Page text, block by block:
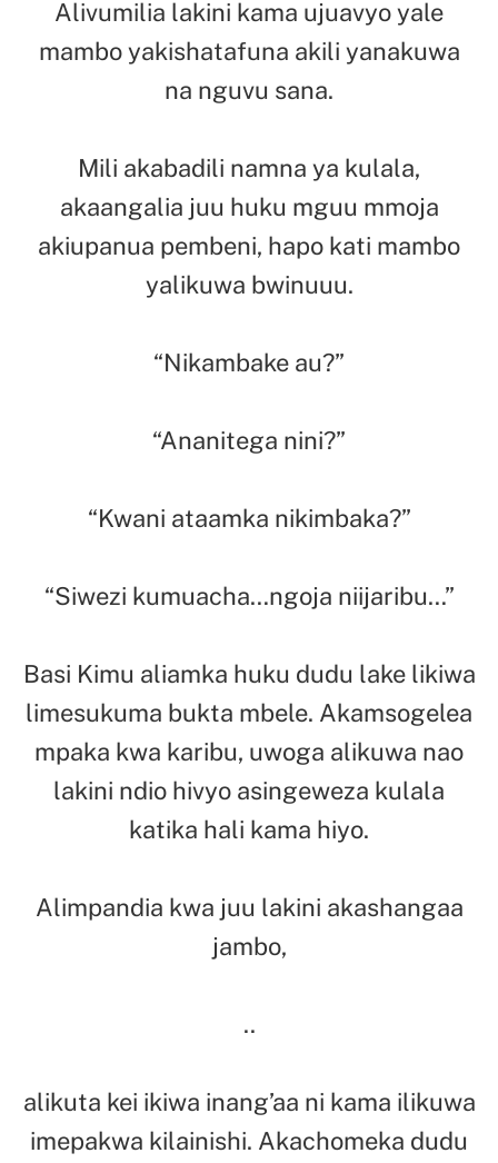
Alivumilia lakini kama ujuavyo yale
mambo yakishatafuna akili yanakuwa
na nguvu sana.
Mili akabadili namna ya kulala,
akaangalia juu huku mguu mmoja
akiupanua pembeni, hapo kati mambo
yalikuwa bwinuuu.
“Nikambake au?”
“Ananitega nini?”
“Kwani ataamka nikimbaka?”
“Siwezi kumuacha…ngoja niijaribu…”
Basi Kimu aliamka huku dudu lake likiwa
limesukuma bukta mbele. Akamsogelea
mpaka kwa karibu, uwoga alikuwa nao
lakini ndio hivyo asingeweza kulala
katika hali kama hiyo.
Alimpandia kwa juu lakini akashangaa
jambo,
..
alikuta kei ikiwa inang’aa ni kama ilikuwa
imepakwa kilainishi. Akachomeka dudu